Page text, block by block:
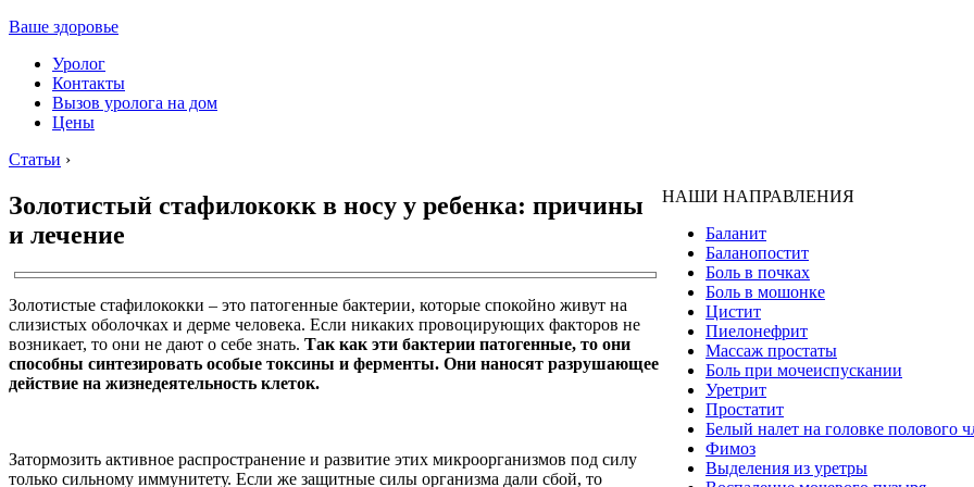
Ваше здоровье
Уролог
Контакты
Вызов уролога на дом
Цены
Статьи ›
Золотистый стафилококк в носу у ребенка: причины
и лечение
Золотистые стафилококки – это патогенные бактерии, которые спокойно живут на
слизистых оболочках и дерме человека. Если никаких провоцирующих факторов не
возникает, то они не дают о себе знать. Так как эти бактерии патогенные, то они
способны синтезировать особые токсины и ферменты. Они наносят разрушающее
действие на жизнедеятельность клеток.
Затормозить активное распространение и развитие этих микроорганизмов под силу
только сильному иммунитету. Если же защитные силы организма дали сбой, то
НАШИ НАПРАВЛЕНИЯ
Баланит
Баланопостит
Боль в почках
Боль в мошонке
Цистит
Пиелонефрит
Массаж простаты
Боль при мочеиспускании
Уретрит
Простатит
Белый налет на головке полового
Фимоз
Выделения из уретры